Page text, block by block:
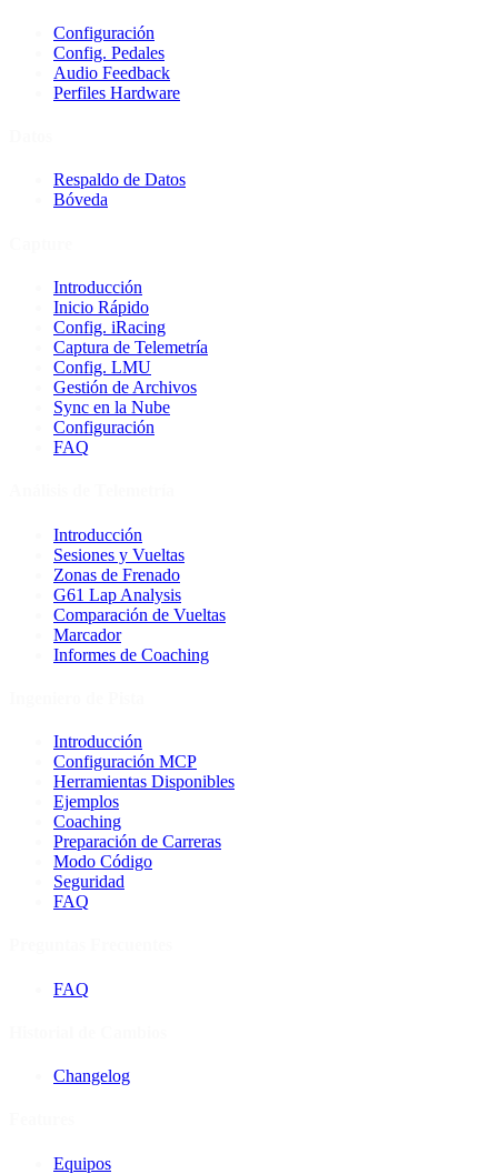
Configuración
Config. Pedales
Audio Feedback
Perfiles Hardware
Respaldo de Datos
Bóveda
Introducción
Inicio Rápido
Config. iRacing
Captura de Telemetría
Config. LMU
Gestión de Archivos
Sync en la Nube
Configuración
FAQ
Introducción
Sesiones y Vueltas
Zonas de Frenado
G61 Lap Analysis
Comparación de Vueltas
Marcador
Informes de Coaching
Introducción
Configuración MCP
Herramientas Disponibles
Ejemplos
Coaching
Preparación de Carreras
Modo Código
Seguridad
FAQ
FAQ
Changelog
Equipos